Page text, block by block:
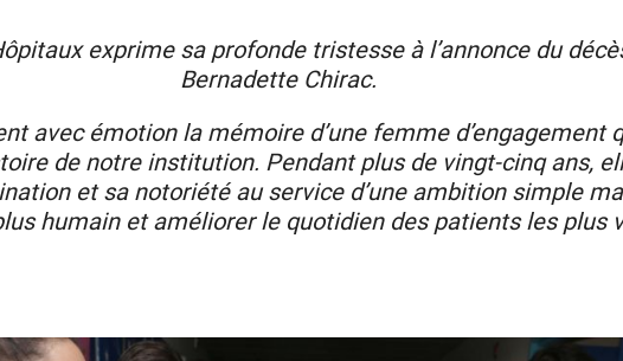
exprime sa profonde tristesse à l’annonce du
Bernadette Chirac.
avec émotion la mémoire d’une femme d’engagement
de notre institution. Pendant plus de vingt-cinq ans,
et sa notoriété au service d’une ambition simple
humain et améliorer le quotidien des patients les plus